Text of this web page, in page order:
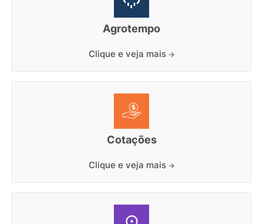
Agrotempo
Clique e veja mais
Cotações
Clique e veja mais